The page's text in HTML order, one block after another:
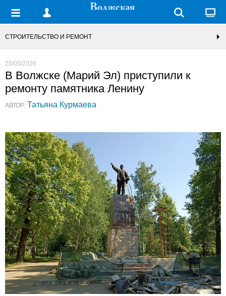
СТРОИТЕЛЬСТВО И РЕМОНТ
20/05/2026
В Волжске (Марий Эл) приступили к
ремонту памятника Ленину
АВТОР: Татьяна Курмаева